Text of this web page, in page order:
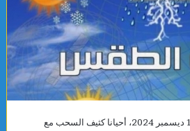
يكون طقس اليوم الاثنين 16 ديسمبر 2024، أحيانا كثيف السحب مع